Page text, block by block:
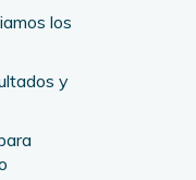
los
y